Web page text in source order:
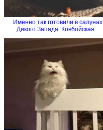
Именно так готовили в салунах
Дикого Запада. Ковбойская...